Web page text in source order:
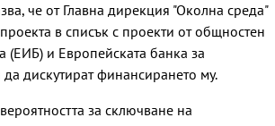
че от Главна дирекция "Околна среда"
в списък с проекти от общностен
(ЕИБ) и Европейската банка за
дискутират финансирането му.
за сключване на